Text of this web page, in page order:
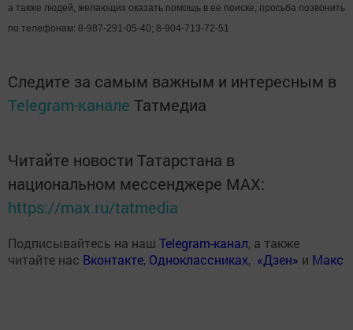
а также людей, желающих оказать помощь в ее поиске, просьба позвонить
по телефонам: 8-987-291-05-40; 8-904-713-72-51
Следите за самым важным и интересным в
Telegram-канале Татмедиа
Читайте новости Татарстана в
национальном мессенджере MАХ:
https://max.ru/tatmedia
Подписывайтесь на наш Telegram-канал, а также
читайте нас Вконтакте, Одноклассниках, «Дзен» и Макс